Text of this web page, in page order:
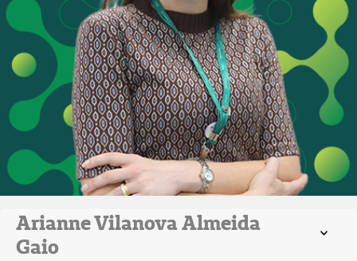
Arianne Vilanova Almeida
Gaio